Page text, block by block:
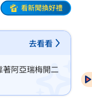
看新聞換好禮
去看看
阿亞瑞梅開二